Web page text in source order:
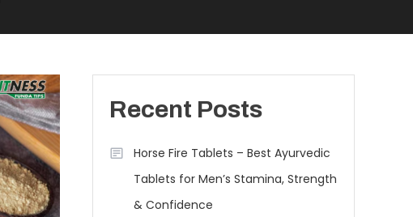
Recent Posts
Horse Fire Tablets – Best Ayurvedic
Tablets for Men’s Stamina, Strength
& Confidence